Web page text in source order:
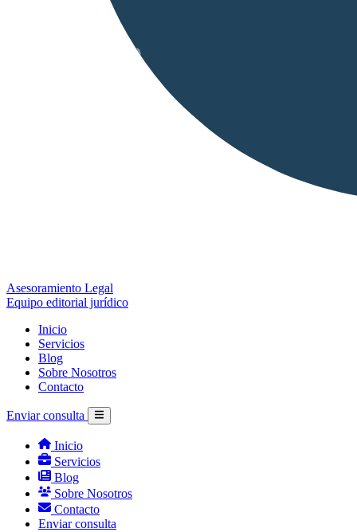
Asesoramiento Legal
Equipo editorial jurídico
Inicio
Servicios
Blog
Sobre Nosotros
Contacto
Enviar consulta
Inicio
Servicios
Blog
Sobre Nosotros
Contacto
Enviar consulta